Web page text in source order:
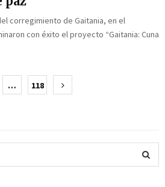
corregimiento de Gaitania, en el
con éxito el proyecto “Gaitania: Cuna
… 118